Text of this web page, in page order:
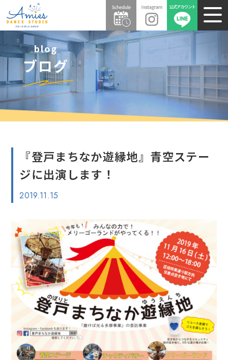
blog
ブログ
『登戸まちなか遊縁地』青空ステー
ジに出演します！
2019.11.15